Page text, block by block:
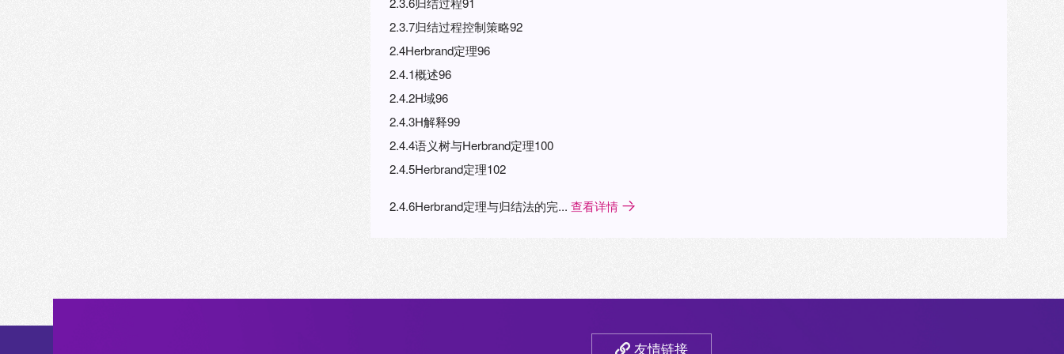
2.3.7归结过程控制策略92
2.4Herbrand定理96
2.4.1概述96
2.4.2H域96
2.4.3H解释99
2.4.4语义树与Herbrand定理100
2.4.5Herbrand定理102
2.4.6Herbrand定理与归结法的完... 查看详情
友情链接